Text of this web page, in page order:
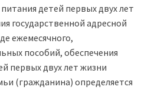
детей первых двух лет
государственной адресной
ежемесячного,
пособий, обеспечения
первых двух лет жизни
(гражданина) определяется